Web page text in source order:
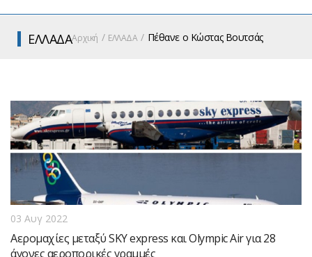
ΕΛΛΑΔΑΑρχική ΕΛΛΑΔΑ Πέθανε ο Κώστας Βουτσάς
03 Αυγ 2022
Αερομαχίες μεταξύ SKY express και Olympic Air για 28
άγονες αεροπορικές γραμμές